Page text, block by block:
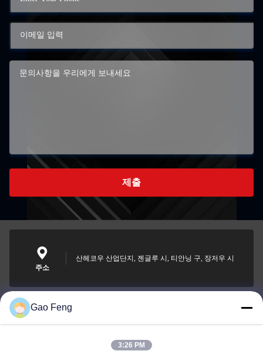
제출
주소
산헤코우 산업단지, 젠글루 시, 티안닝 구, 장저우 시
suli@sulidry.com
Gao Feng
3:26 PM